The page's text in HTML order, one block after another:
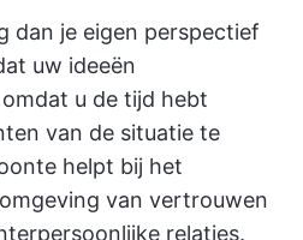
dan je eigen perspectief
uw ideeën
u de tijd hebt
van de situatie te
helpt bij het
van vertrouwen
relaties.